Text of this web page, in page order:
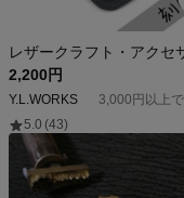
2,200円
Y.L.WORKS
3,000円以上
5.0 (43)